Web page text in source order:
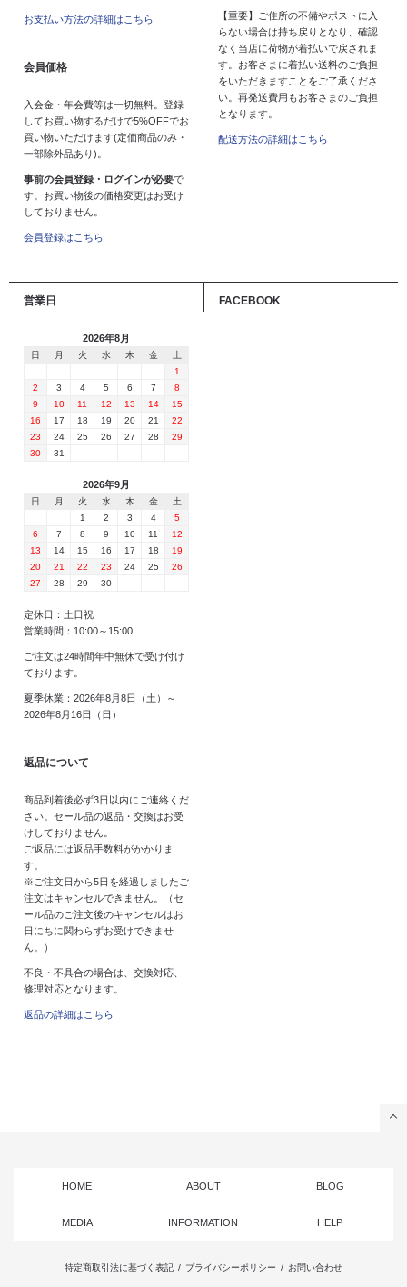
お支払い方法の詳細はこちら
会員価格
入会金・年会費等は一切無料。登録
してお買い物するだけで5%OFFでお
買い物いただけます(定価商品のみ・
一部除外品あり)。
事前の会員登録・ログインが必要で
す。お買い物後の価格変更はお受け
しておりません。
会員登録はこちら
【重要】ご住所の不備やポストに入
らない場合は持ち戻りとなり、確認
なく当店に荷物が着払いで戻されま
す。お客さまに着払い送料のご負担
をいただきますことをご了承くださ
い。再発送費用もお客さまのご負担
となります。
配送方法の詳細はこちら
営業日
2026年8月
日 月 火 水 木 金
土
1
2
3 4 5 6 7
8
9
10 11 12 13 14
15
16
17 18 19 20 21
22
23
24 25 26 27 28
29
30
31
2026年9月
日 月 火 水 木 金
土
1
2 3 4
5
6
7 8 9 10 11
12
13
14 15 16 17 18
19
20
21 22 23 24 25
26
27
28 29 30
定休日：土日祝
営業時間：10:00～15:00
ご注文は24時間年中無休で受け付け
ております。
夏季休業：2026年8月8日（土）～
2026年8月16日（日）
返品について
商品到着後必ず3日以内にご連絡くだ
さい。セール品の返品・交換はお受
けしておりません。
ご返品には返品手数料がかかりま
す。
※ご注文日から5日を経過しましたご
注文はキャンセルできません。（セ
ール品のご注文後のキャンセルはお
日にちに関わらずお受けできませ
ん。）
不良・不具合の場合は、交換対応、
修理対応となります。
返品の詳細はこちら
FACEBOOK
HOME ABOUT BLOG
MEDIA INFORMATION HELP
特定商取引法に基づく表記 / プライバシーポリシー / お問い合わせ